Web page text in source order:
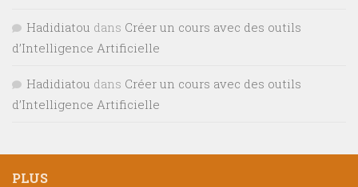
Hadidiatou dans Créer un cours avec des outils
d’Intelligence Artificielle
Hadidiatou dans Créer un cours avec des outils
d’Intelligence Artificielle
PLUS